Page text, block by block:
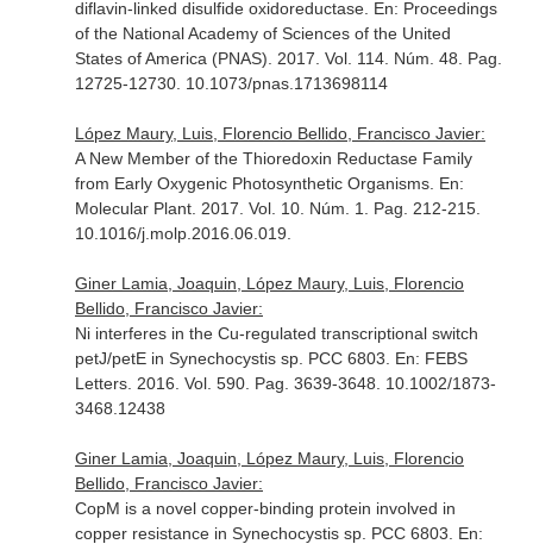
diflavin-linked disulfide oxidoreductase. En: Proceedings
of the National Academy of Sciences of the United
States of America (PNAS) . 2017. Vol. 114. Núm. 48. Pag.
12725-12730. 10.1073/pnas.1713698114
López Maury, Luis, Florencio Bellido, Francisco Javier:
A New Member of the Thioredoxin Reductase Family
from Early Oxygenic Photosynthetic Organisms. En:
Molecular Plant. 2017. Vol. 10. Núm. 1. Pag. 212-215.
10.1016/j.molp.2016.06.019.
Giner Lamia, Joaquin, López Maury, Luis, Florencio
Bellido, Francisco Javier:
Ni interferes in the Cu-regulated transcriptional switch
petJ/petE in Synechocystis sp. PCC 6803. En: FEBS
Letters. 2016. Vol. 590. Pag. 3639-3648. 10.1002/1873-
3468.12438
Giner Lamia, Joaquin, López Maury, Luis, Florencio
Bellido, Francisco Javier:
CopM is a novel copper-binding protein involved in
copper resistance in Synechocystis sp. PCC 6803. En: